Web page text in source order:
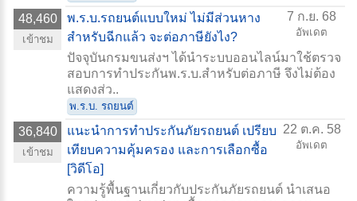
48,460
เข้าชม
พ.ร.บ.รถยนต์แบบใหม่ ไม่มีส่วนหาง
สำหรับฉีกแล้ว จะต่อภาษียังไง?
7 ก.ย. 68
อัพเดต
ปัจจุบันกรมขนส่งฯ ได้นำระบบออนไลน์มาใช้ตรวจ
สอบการทำประกันพ.ร.บ.สำหรับต่อภาษี จึงไม่ต้อง
แสดงส่ว..
พ.ร.บ. รถยนต์
36,840
เข้าชม
แนะนำการทำประกันภัยรถยนต์ เปรียบ
เทียบความคุ้มครอง และการเลือกซื้อ
[วิดีโอ]
22 ต.ค. 58
อัพเดต
ความรู้พื้นฐานเกี่ยวกับประกันภัยรถยนต์ นำเสนอ